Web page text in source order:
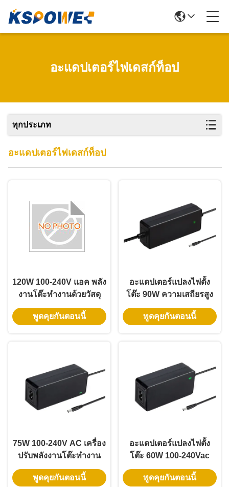
อะแดปเตอร์ไฟเดสก์ท็อป
ทุกประเภท
อะแดปเตอร์ไฟเดสก์ท็อป
120W 100-240V แอค พลัง
งานโต๊ะทํางานด้วยวัสดุ
PC 100% และการรับ
ประกัน 3 ปี
พูดคุยกันตอนนี้
อะแดปเตอร์แปลงไฟตั้ง
โต๊ะ 90W ความเสถียรสูง
พร้อมเอาต์พุต 9V-48V
และรับประกัน 3 ปี
พูดคุยกันตอนนี้
75W 100-240V AC เครื่อง
ปรับพลังงานโต๊ะทํางาน
พร้อมรับประกัน 3 ปีและ
การออกแรงต่อเนื่อง
พูดคุยกันตอนนี้
อะแดปเตอร์แปลงไฟตั้ง
โต๊ะ 60W 100-240Vac
พร้อมเอาต์พุต
9V12V15V20V24V36V48V
พูดคุยกันตอนนี้